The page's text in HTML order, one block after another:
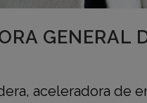
GENERAL
aceleradora de